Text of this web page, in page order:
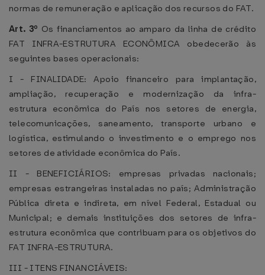
normas de remuneração e aplicação dos recursos do FAT.
Art. 3º Os financiamentos ao amparo da linha de crédito
FAT INFRA-ESTRUTURA ECONÔMICA obedecerão às
seguintes bases operacionais:
I - FINALIDADE: Apoio financeiro para implantação,
ampliação, recuperação e modernização da infra-
estrutura econômica do País nos setores de energia,
telecomunicações, saneamento, transporte urbano e
logística, estimulando o investimento e o emprego nos
setores de atividade econômica do País.
II - BENEFICIÁRIOS: empresas privadas nacionais;
empresas estrangeiras instaladas no país; Administração
Pública direta e indireta, em nível Federal, Estadual ou
Municipal; e demais instituições dos setores de infra-
estrutura econômica que contribuam para os objetivos do
FAT INFRA-ESTRUTURA.
III - ITENS FINANCIÁVEIS: